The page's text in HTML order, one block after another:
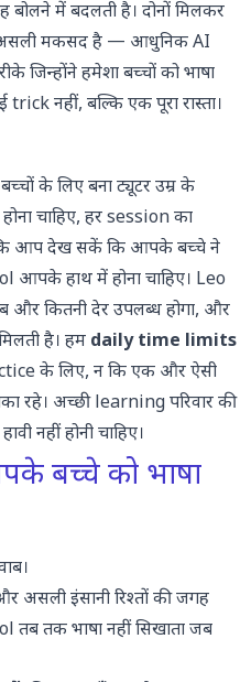
बोलने में बदलती है। दोनों मिलकर
असली मकसद है — आधुनिक AI
जिन्होंने हमेशा बच्चों को भाषा
नहीं, बल्कि एक पूरा रास्ता।
के लिए बना ट्यूटर उम्र के
चाहिए, हर session का
आप देख सकें कि आपके बच्चे ने
आपके हाथ में होना चाहिए। Leo
कितनी देर उपलब्ध होगा, और
है। हम daily time limits
के लिए, न कि एक और ऐसी
रहे। अच्छी learning परिवार की
नहीं होनी चाहिए।
बच्चे को भाषा
असली इंसानी रिश्तों की जगह
तक भाषा नहीं सिखाता जब